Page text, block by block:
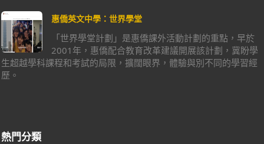
惠僑英文中學：世界學堂
「世界學堂計劃」是惠僑課外活動計劃的重點，早於
2001年，惠僑配合教育改革建議開展該計劃，冀盼學
生超越學科課程和考試的局限，擴闊眼界，體驗與別不同的學習經
歷。
熱門分類